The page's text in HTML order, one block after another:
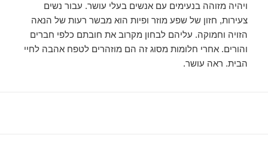
ויהיה מזוהה בנעימים עם אנשים בעלי עושר. עבור נשים
צעירות, חזון של שפע מוזר ופיות הוא מבשר רעות של הנאה
הזויה וחמוקה. עליהם לבחון מקרוב את חובתם כלפי חברים
והורים. אחרי חלומות מסוג זה הם מוזהרים לטפח אהבה לחיי
הבית. ראה עושר.